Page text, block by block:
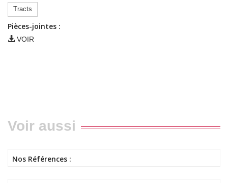
Tracts
Pièces-jointes :
VOIR
Voir aussi
Nos Références :